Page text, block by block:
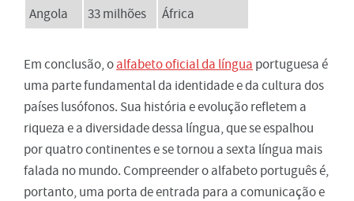
Angola
33 milhões África
Em conclusão, oalfabeto oficial da língua portuguesa é
uma parte fundamental da identidade e da cultura dos
países lusófonos. Sua história e evolução refletem a
riqueza e a diversidade dessa língua, que se espalhou
por quatro continentes e se tornou a sexta língua mais
falada no mundo. Compreender o alfabeto português é,
portanto, uma porta de entrada para a comunicação e